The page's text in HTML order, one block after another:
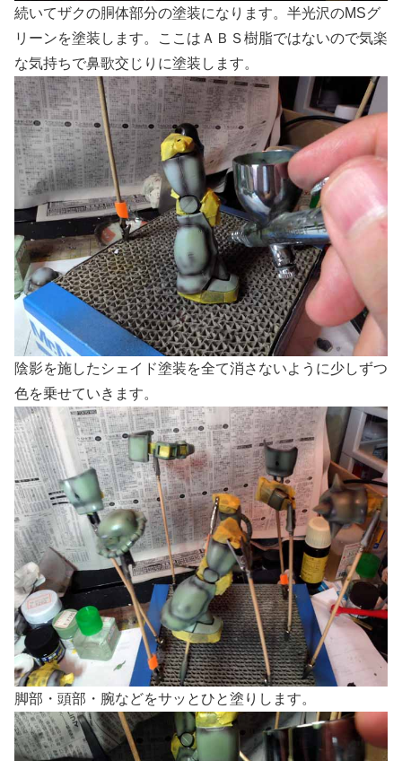
続いてザクの胴体部分の塗装になります。半光沢のMSグ
リーンを塗装します。ここはＡＢＳ樹脂ではないので気楽
な気持ちで鼻歌交じりに塗装します。
陰影を施したシェイド塗装を全て消さないように少しずつ
色を乗せていきます。
脚部・頭部・腕などをサッとひと塗りします。